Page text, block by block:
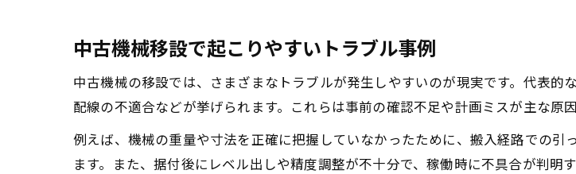
工場レイアウトと機械移
中古機械の配置変更で作
機械移設時に押さえるべ
中古機械の移設と配置変
中古機械移設で起こりやすいトラブル事例
中古機械の移設では、さまざまなトラブルが発生しやすいのが現実です。代表的
配線の不適合などが挙げられます。これらは事前の確認不足や計画ミスが主な原因
例えば、機械の重量や寸法を正確に把握していなかったために、搬入経路での
ます。また、据付後にレベル出しや精度調整が不十分で、稼働時に不具合が判明